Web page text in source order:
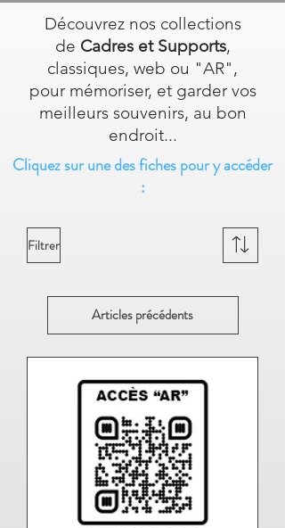
Découvrez nos collections
de Cadres et Supports,
classiques, web ou "AR",
pour mémoriser, et garder vos
meilleurs souvenirs, au bon
endroit...
Cliquez sur une des fiches pour y accéder
:
Filtrer
Articles précédents